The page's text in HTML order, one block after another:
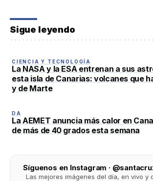
Sigue leyendo
CIENCIA Y TECNOLOGÍA
La NASA y la ESA entrenan a sus
esta isla de Canarias: volcanes que
y de Marte
DA
La AEMET anuncia más calor en
de más de 40 grados esta semana
Síguenos en Instagram ·
Las mejores imágenes del día, en vivo y